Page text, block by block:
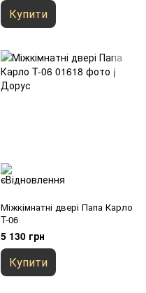
Купити
Міжкімнатні двері Папа Карло
T-06
5 130 грн
Купити